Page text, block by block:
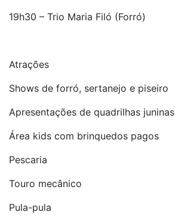
19h30 – Trio Maria Filó (Forró)
Atrações
Shows de forró, sertanejo e piseiro
Apresentações de quadrilhas juninas
Área kids com brinquedos pagos
Pescaria
Touro mecânico
Pula-pula